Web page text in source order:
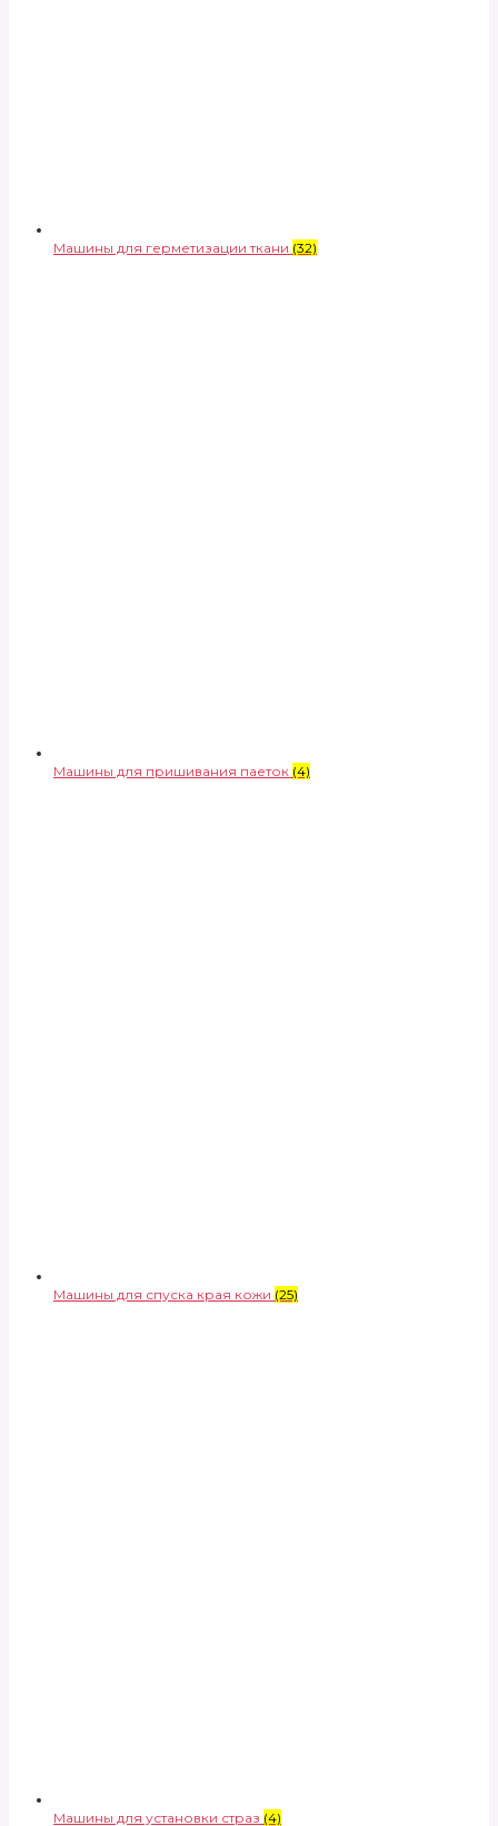
Машины для герметизации ткани (32)
Машины для пришивания паеток (4)
Машины для спуска края кожи (25)
Машины для установки страз (4)